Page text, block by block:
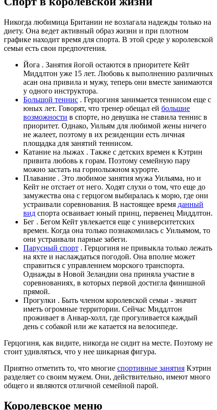
Никогда любимица Британии не возлагала надежды только на
диету. Она ведет активный образ жизни и при плотном
графике находит время для спорта. В этой среде у королевской
семьи есть свои предпочтения.
Йога . Занятия йогой остаются в приоритете Кейт
Миддлтон уже 15 лет. Любовь к выполнению различных
асан она привила и мужу, теперь они вместе занимаются
у одного инструктора.
Большой теннис . Герцогиня занимается теннисом еще с
юных лет. Говорят, что тренер обещал ей большие
возможности в спорте, но девушка не ставила теннис в
приоритет. Однако, Уильям для любимой жены ничего
не жалеет, поэтому в их резиденции есть личная
площадка для занятий теннисом.
Катание на лыжах . Также с детских времен к Кэтрин
привита любовь к горам. Поэтому семейную пару
можно застать на горнолыжном курорте.
Плавание . Это любимое занятия мужа Уильяма, но и
Кейт не отстает от него. Ходят слухи о том, что еще до
замужества она с герцогом выбиралась к морю, где они
устраивали соревнования. В настоящее время данный
вид спорта осваивает юный принц, первенец Миддлтон.
Бег . Бегом Кейт увлекается еще с университетских
времен. Когда она только познакомилась с Уильямом, то
они устраивали парные забеги.
Парусный спорт . Герцогиня не привыкла только лежать
на яхте и наслаждаться погодой. Она вполне может
справиться с управлением морского транспорта.
Однажды в Новой Зеландии она приняла участие в
соревнованиях, в которых первой достигла финишной
прямой.
Прогулки . Быть членом королевской семьи - значит
иметь огромные территории. Сейчас Миддлтон
проживает в Анвар-холл, где прогуливается каждый
день с собакой или же катается на велосипеде.
Герцогиня, как видите, никогда не сидит на месте. Поэтому не
стоит удивляться, что у нее шикарная фигура.
Приятно отметить то, что многие спортивные занятия Кэтрин
разделяет со своим мужем. Они, действительно, имеют много
общего и являются отличной семейной парой.
Королевское меню